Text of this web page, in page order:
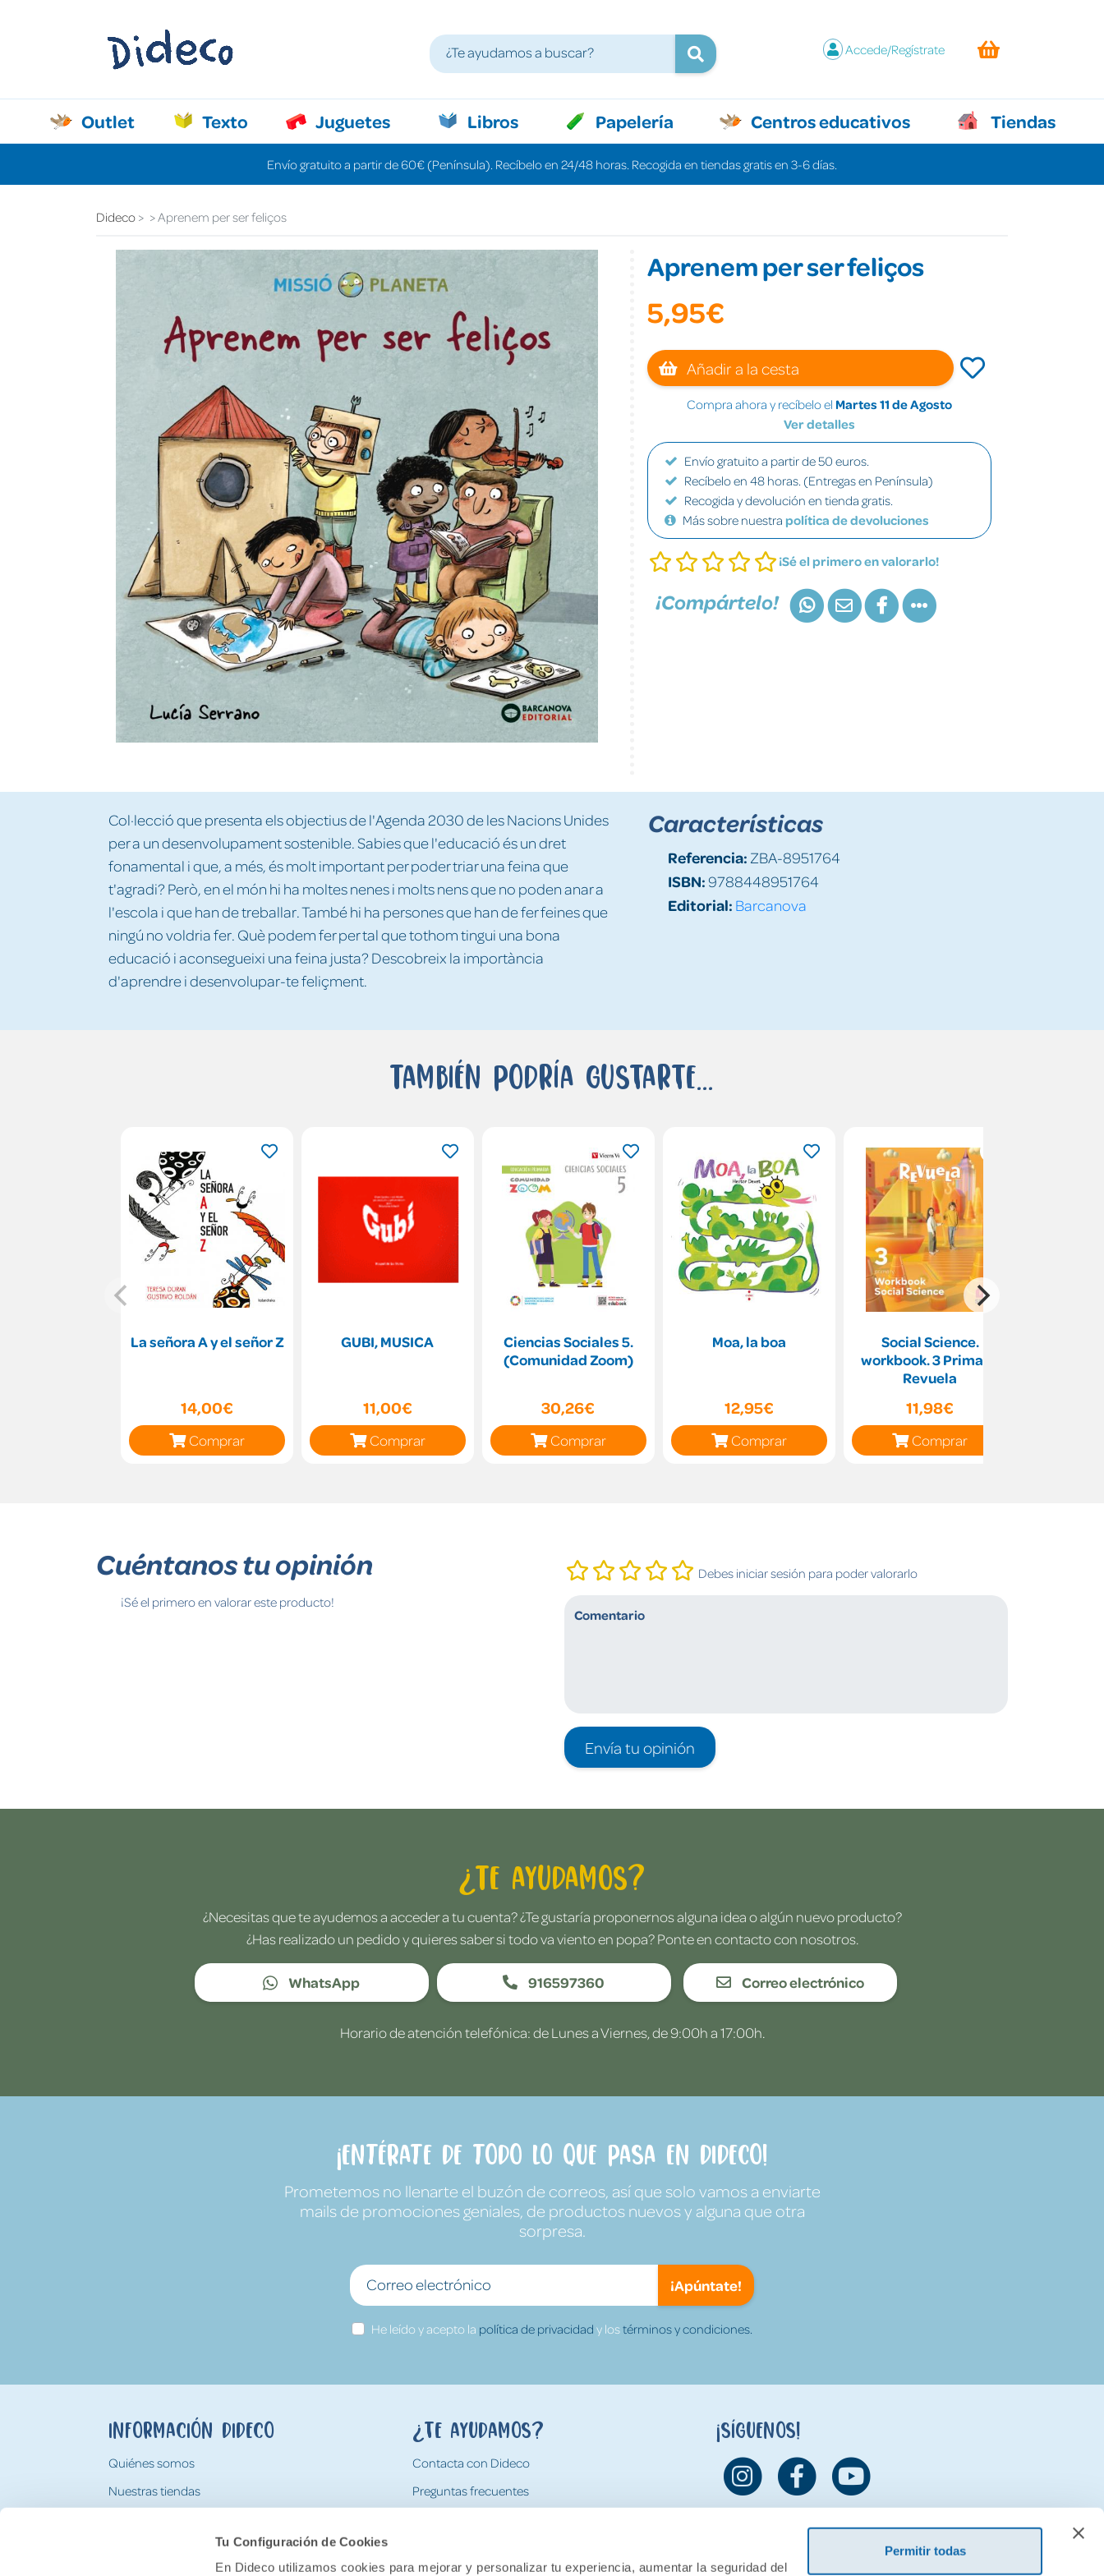
Tu Configuración de Cookies
En Dideco utilizamos cookies para mejorar y personalizar tu experiencia, aumentar la seguridad del
Permitir todas
Accede/Regístrate
Outlet Texto Juguetes Libros Papelería Centros educativos Tiendas
Envío gratuito a partir de 60€ (Península). Recíbelo en 24/48 horas. Recogida en tiendas gratis en 3-6 días.
Dideco Aprenem per ser feliços
Aprenem per ser feliços
5,95€
Añadir a la cesta
Compra ahora y recíbelo el Martes 11 de Agosto
Ver detalles
Envío gratuito a partir de 50 euros.
Recíbelo en 48 horas. (Entregas en Península)
Recogida y devolución en tienda gratis.
Más sobre nuestra política de devoluciones
¡Sé el primero en valorarlo!
¡Compártelo!
Col·lecció que presenta els objectius de l'Agenda 2030 de les Nacions Unides
per a un desenvolupament sostenible. Sabies que l'educació és un dret
fonamental i que, a més, és molt important per poder triar una feina que
t'agradi? Però, en el món hi ha moltes nenes i molts nens que no poden anar a
l'escola i que han de treballar. També hi ha persones que han de fer feines que
ningú no voldria fer. Què podem fer per tal que tothom tingui una bona
educació i aconsegueixi una feina justa? Descobreix la importància
d'aprendre i desenvolupar-te feliçment.
Características
Referencia: ZBA-8951764
ISBN:9788448951764
Editorial: Barcanova
También podría gustarte...
La señora A y el señor Z
14,00€
Comprar
GUBI, MUSICA
11,00€
Comprar
Ciencias Sociales 5.
(Comunidad Zoom)
30,26€
Comprar
Moa, la boa
12,95€
Comprar
Social Science.
workbook. 3 Primary.
Revuela
11,98€
Comprar
Cuéntanos tu opinión
¡Sé el primero en valorar este producto!
Debes iniciar sesión para poder valorarlo
Envía tu opinión
¿Te ayudamos?
¿Necesitas que te ayudemos a acceder a tu cuenta? ¿Te gustaría proponernos alguna idea o algún nuevo producto?
¿Has realizado un pedido y quieres saber si todo va viento en popa? Ponte en contacto con nosotros.
WhatsApp 916597360 Correo electrónico
Horario de atención telefónica: de Lunes a Viernes, de 9:00h a 17:00h.
¡Entérate de todo lo que pasa en Dideco!
Prometemos no llenarte el buzón de correos, así que solo vamos a enviarte
mails de promociones geniales, de productos nuevos y alguna que otra
sorpresa.
¡Apúntate!
He leído y acepto la política de privacidad y lostérminos y condiciones.
Información Dideco
Quiénes somos
Nuestras tiendas
Tarjeta Regalo Dideco
¿Te ayudamos?
Contacta con Dideco
Preguntas frecuentes
¡Síguenos!